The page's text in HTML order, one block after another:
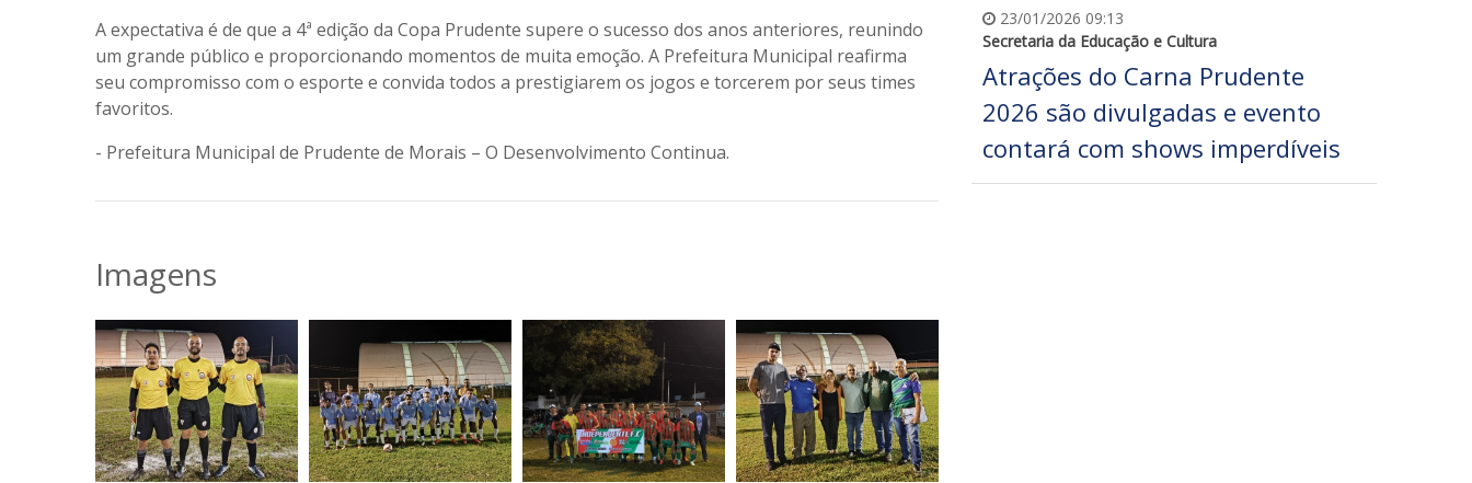
A expectativa é de que a 4ª edição da Copa Prudente supere o sucesso dos anos anteriores, reunindo
um grande público e proporcionando momentos de muita emoção. A Prefeitura Municipal reafirma
seu compromisso com o esporte e convida todos a prestigiarem os jogos e torcerem por seus times
favoritos.
- Prefeitura Municipal de Prudente de Morais – O Desenvolvimento Continua.
Imagens
23/01/2026 09:13
Secretaria da Educação e Cultura
Atrações do Carna Prudente
2026 são divulgadas e evento
contará com shows imperdíveis